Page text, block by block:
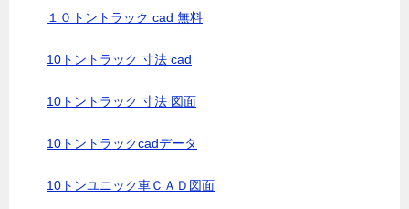
１０トントラック cad 無料
10トントラック 寸法 cad
10トントラック 寸法 図面
10トントラックcadデータ
10トンユニック車ＣＡＤ図面